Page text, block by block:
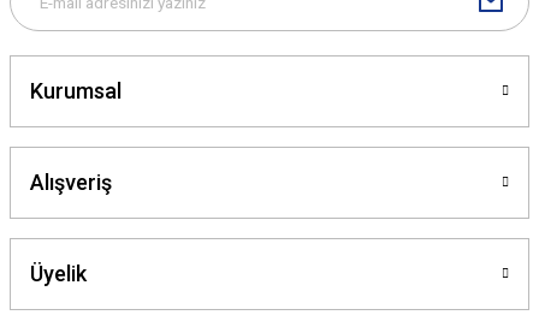
Gönder
Kurumsal
Alışveriş
Üyelik